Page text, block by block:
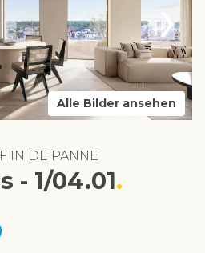
›
Alle Bilder ansehen
IN DE PANNE
- 1/04.01